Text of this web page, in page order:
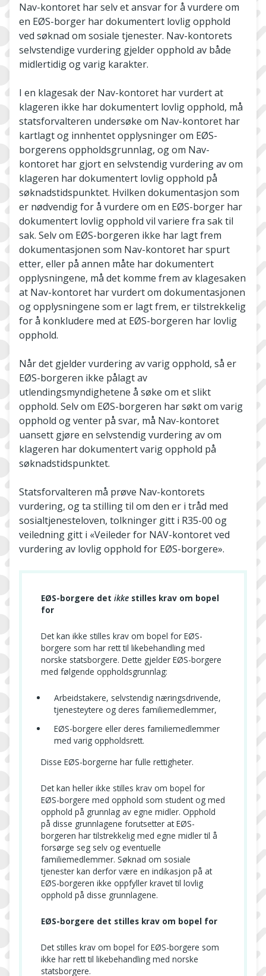
Nav-kontoret har selv et ansvar for å vurdere om
en EØS-borger har dokumentert lovlig opphold
ved søknad om sosiale tjenester. Nav-kontorets
selvstendige vurdering gjelder opphold av både
midlertidig og varig karakter.
I en klagesak der Nav-kontoret har vurdert at
klageren ikke har dokumentert lovlig opphold, må
statsforvalteren undersøke om Nav-kontoret har
kartlagt og innhentet opplysninger om EØS-
borgerens oppholdsgrunnlag, og om Nav-
kontoret har gjort en selvstendig vurdering av om
klageren har dokumentert lovlig opphold på
søknadstidspunktet. Hvilken dokumentasjon som
er nødvendig for å vurdere om en EØS-borger har
dokumentert lovlig opphold vil variere fra sak til
sak. Selv om EØS-borgeren ikke har lagt frem
dokumentasjonen som Nav-kontoret har spurt
etter, eller på annen måte har dokumentert
opplysningene, må det komme frem av klagesaken
at Nav-kontoret har vurdert om dokumentasjonen
og opplysningene som er lagt frem, er tilstrekkelig
for å konkludere med at EØS-borgeren har lovlig
opphold.
Når det gjelder vurdering av varig opphold, så er
EØS-borgeren ikke pålagt av
utlendingsmyndighetene å søke om et slikt
opphold. Selv om EØS-borgeren har søkt om varig
opphold og venter på svar, må Nav-kontoret
uansett gjøre en selvstendig vurdering av om
klageren har dokumentert varig opphold på
søknadstidspunktet.
Statsforvalteren må prøve Nav-kontorets
vurdering, og ta stilling til om den er i tråd med
sosialtjenesteloven, tolkninger gitt i R35-00 og
veiledning gitt i «Veileder for NAV-kontoret ved
vurdering av lovlig opphold for EØS-borgere».
EØS-borgere det ikke stilles krav om bopel
for
Det kan ikke stilles krav om bopel for EØS-
borgere som har rett til likebehandling med
norske statsborgere. Dette gjelder EØS-borgere
med følgende oppholdsgrunnlag:
Arbeidstakere, selvstendig næringsdrivende,
tjenesteytere og deres familiemedlemmer,
EØS-borgere eller deres familiemedlemmer
med varig oppholdsrett.
Disse EØS-borgerne har fulle rettigheter.
Det kan heller ikke stilles krav om bopel for
EØS-borgere med opphold som student og med
opphold på grunnlag av egne midler. Opphold
på disse grunnlagene forutsetter at EØS-
borgeren har tilstrekkelig med egne midler til å
forsørge seg selv og eventuelle
familiemedlemmer. Søknad om sosiale
tjenester kan derfor være en indikasjon på at
EØS-borgeren ikke oppfyller kravet til lovlig
opphold på disse grunnlagene.
EØS-borgere det stilles krav om bopel for
Det stilles krav om bopel for EØS-borgere som
ikke har rett til likebehandling med norske
statsborgere.